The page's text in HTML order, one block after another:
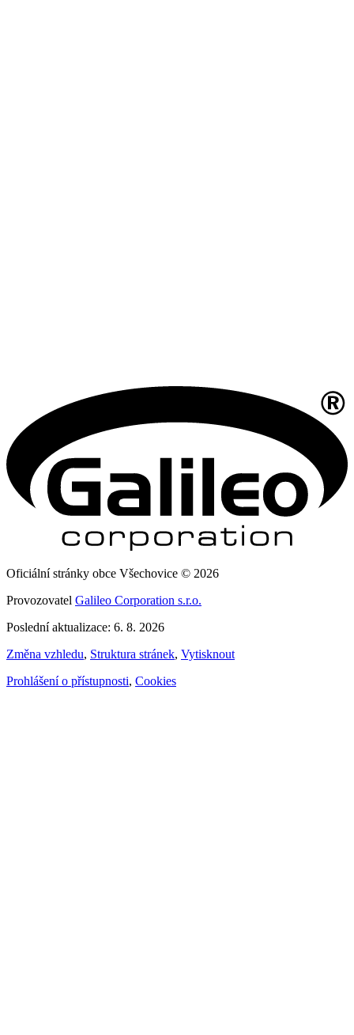
Oficiální stránky obce Všechovice © 2026
Provozovatel Galileo Corporation s.r.o.
Poslední aktualizace: 6. 8. 2026
Změna vzhledu, Struktura stránek, Vytisknout
Prohlášení o přístupnosti, Cookies